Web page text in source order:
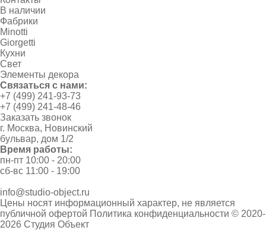
В наличии
Фабрики
Minotti
Giorgetti
Кухни
Свет
Элементы декора
Связаться с нами:
+7 (499) 241-93-73
+7 (499) 241-48-46
Заказать звонок
г. Москва, Новинский
бульвар, дом 1/2
Время работы:
пн-пт 10:00 - 20:00
сб-вс 11:00 - 19:00
info@studio-object.ru
Цены носят информационный характер, не является
публичной офертой Политика конфиденциальности © 2020-
2026 Студия Объект